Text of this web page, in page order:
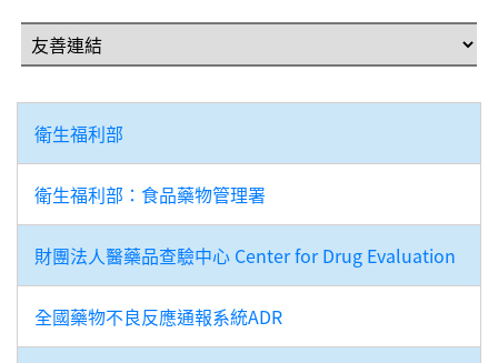
衛生福利部
衛生福利部：食品藥物管理署
財團法人醫藥品查驗中心 Center for Drug Evaluation
全國藥物不良反應通報系統ADR